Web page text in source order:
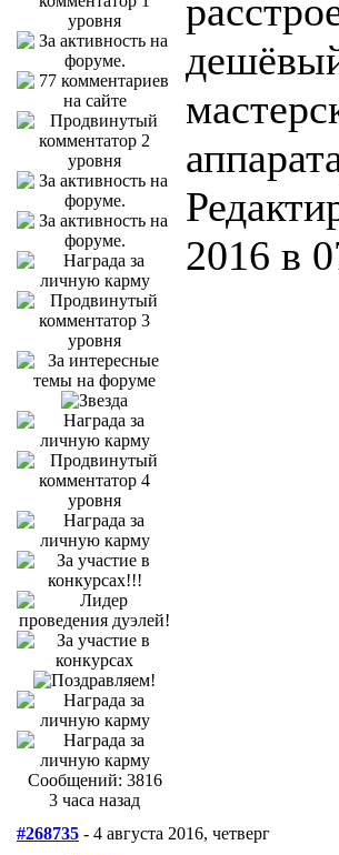
Сообщений: 3816
3 часа назад
2016 в
#268735 - 4 августа 2016, четверг